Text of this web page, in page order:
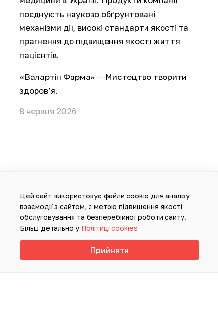
поєднують науково обґрунтовані
механізми дії, високі стандарти якості та
прагнення до підвищення якості життя
пацієнтів.
«Валартін Фарма» — Мистецтво творити
здоров’я.
8 червня 2026
Цей сайт використовує файли cookie для аналізу
взаємодії з сайтом, з метою підвищення якості
обслуговування та безперебійної роботи сайту.
Більш детально у Політиці cookies
Прийняти